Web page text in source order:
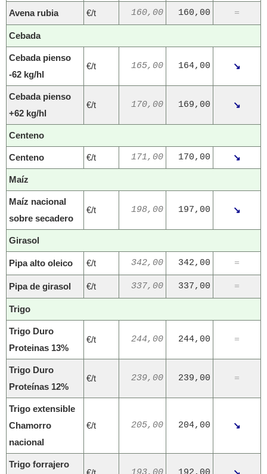
Avena rubia €/t 160,00 160,00 =
Cebada
Cebada pienso
-62 kg/hl
€/t 165,00 164,00 ↘
Cebada pienso
+62 kg/hl
€/t 170,00 169,00 ↘
Centeno
Centeno €/t 171,00 170,00 ↘
Maíz
Maíz nacional
sobre secadero
€/t 198,00 197,00 ↘
Girasol
Pipa alto oleico €/t 342,00 342,00 =
Pipa de girasol €/t 337,00 337,00 =
Trigo
Trigo Duro
Proteinas 13%
€/t 244,00 244,00 =
Trigo Duro
Proteínas 12%
€/t 239,00 239,00 =
Trigo extensible
Chamorro
nacional
€/t 205,00 204,00 ↘
Trigo forrajero